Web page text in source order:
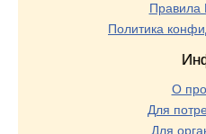
Правила
Политика
О
Для
Для